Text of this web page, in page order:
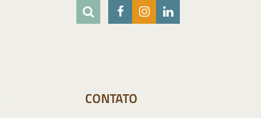
CONTATO